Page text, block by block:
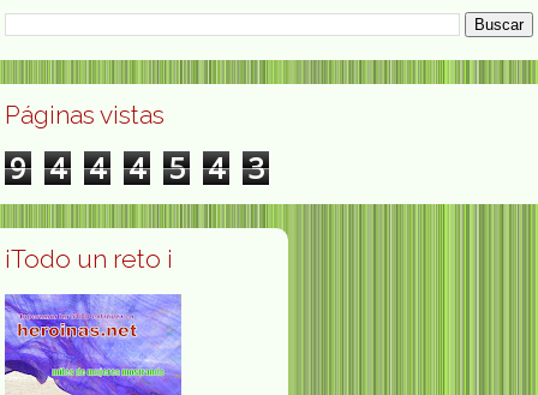
Páginas vistas
9 4 4 4 5 4 3
¡Todo un reto ¡